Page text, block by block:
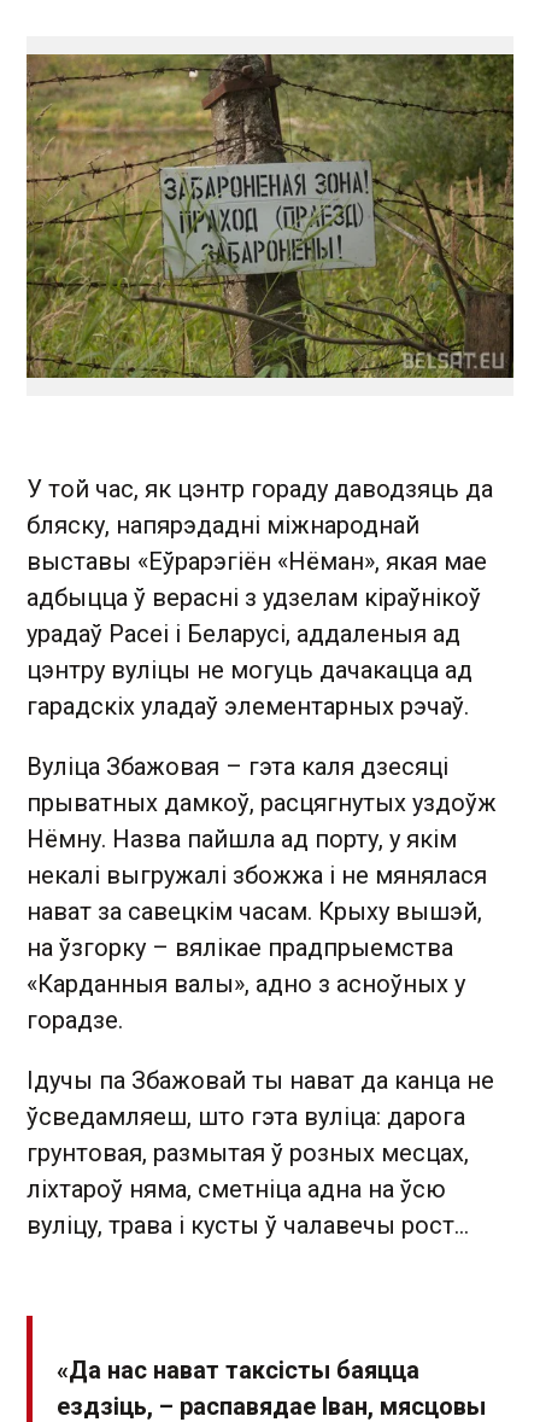
У той час, як цэнтр гораду даводзяць да
бляску, напярэдадні міжнароднай
выставы «Еўрарэгіён «Нёман», якая мае
адбыцца ў верасні з удзелам кіраўнікоў
урадаў Расеі і Беларусі, аддаленыя ад
цэнтру вуліцы не могуць дачакацца ад
гарадскіх уладаў элементарных рэчаў.
Вуліца Збажовая – гэта каля дзесяці
прыватных дамкоў, расцягнутых уздоўж
Нёмну. Назва пайшла ад порту, у якім
некалі выгружалі збожжа і не мянялася
нават за савецкім часам. Крыху вышэй,
на ўзгорку – вялікае прадпрыемства
«Карданныя валы», адно з асноўных у
горадзе.
Ідучы па Збажовай ты нават да канца не
ўсведамляеш, што гэта вуліца: дарога
грунтовая, размытая ў розных месцах,
ліхтароў няма, сметніца адна на ўсю
вуліцу, трава і кусты ў чалавечы рост…
«Да нас нават таксісты баяцца
ездзіць, – распавядае Іван, мясцовы